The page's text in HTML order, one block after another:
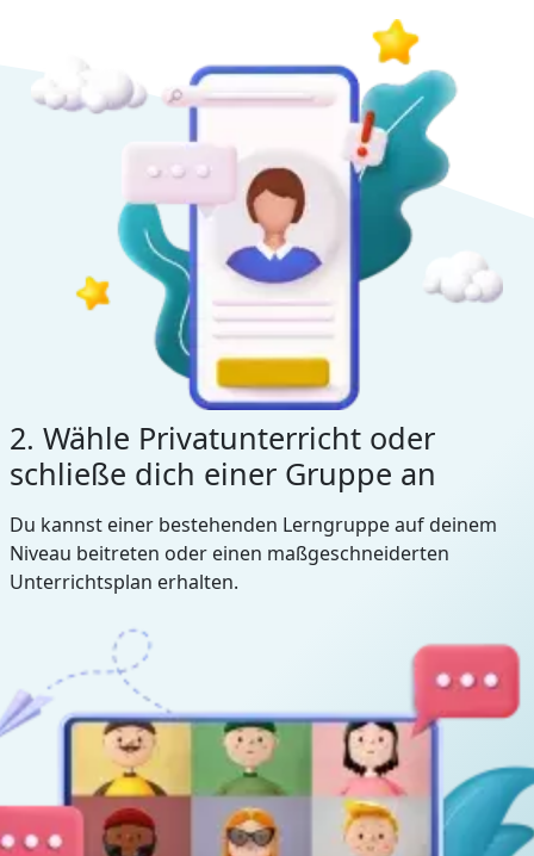
2. Wähle Privatunterricht oder
schließe dich einer Gruppe an
Du kannst einer bestehenden Lerngruppe auf deinem
Niveau beitreten oder einen maßgeschneiderten
Unterrichtsplan erhalten.